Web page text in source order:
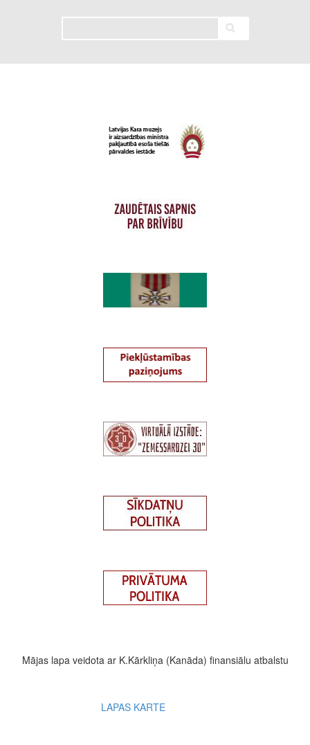
Mājas lapa veidota ar K.Kārkliņa (Kanāda) finansiālu atbalstu
Footer
LAPAS KARTE